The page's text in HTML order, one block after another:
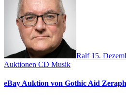
Ralf 15.
Auktionen CD Musik
eBay Auktion von Gothic Aid